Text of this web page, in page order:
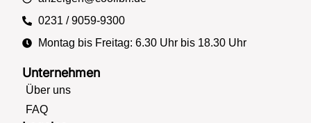
Unternehmen
Über uns
FAQ
0231 / 9059-9300
Montag bis Freitag: 6.30 Uhr bis 18.30 Uhr